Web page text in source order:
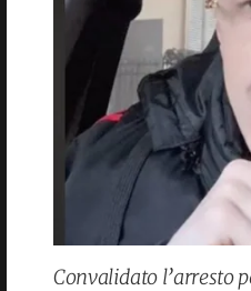
Convalidato l’arresto